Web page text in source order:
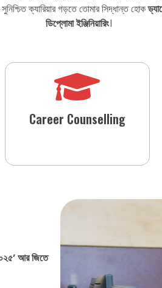
ক্যারিয়ার গড়তে তোমার সিদ্ধান্ত হোক
ডিপ্লোমা ইঞ্জিনিয়ারিং।
Career Counselling
আর জিতে